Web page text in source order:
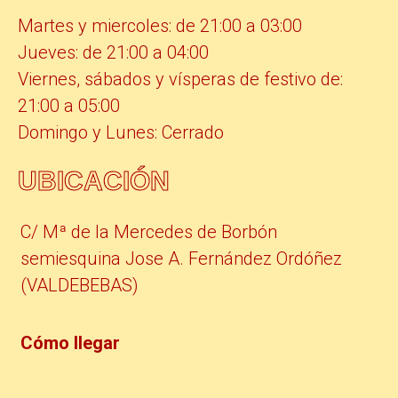
Martes y miercoles: de 21:00 a 03:00
Jueves: de 21:00 a 04:00
Viernes, sábados y vísperas de festivo de:
21:00 a 05:00
Domingo y Lunes: Cerrado
UBICACIÓN
C/ Mª de la Mercedes de Borbón
semiesquina Jose A. Fernández Ordóñez
(VALDEBEBAS)
Cómo llegar